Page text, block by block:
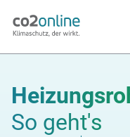
So geht's